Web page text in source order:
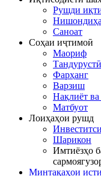
Рушди
Саноат
Соҳаи иҷтимоӣ
Маориф
Тандурустӣ
Фарҳанг
Варзиш
Нақлиёт
Матбуот
Лоиҳаҳои рушд
Шарикон
Имтиёзҳо
Минтақаҳои